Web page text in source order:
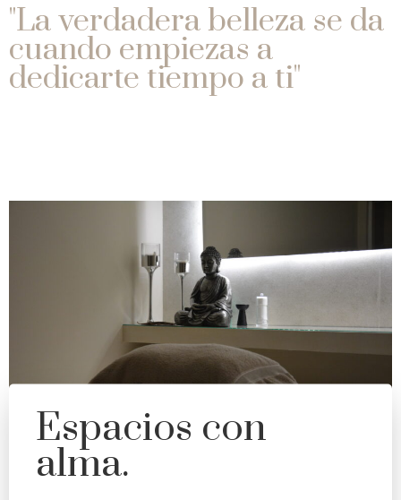
"La verdadera belleza se da
cuando empiezas a
dedicarte tiempo a ti"
Espacios con
alma.